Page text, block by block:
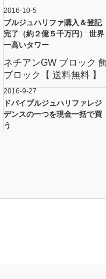
2016-10-5
ブルジュハリファ購入＆登記
完了（約２億５千万円） 世界
一高いタワー
ネチアンGW ブロック
ブロック【 送料無料 】
2016-9-27
ドバイブルジュハリファレジ
デンスの一つを現金一括で買
う